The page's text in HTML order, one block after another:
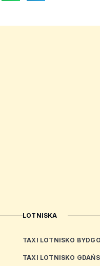
LOTNISKA
TAXI LOTNISKO
TAXI LOTNISKO